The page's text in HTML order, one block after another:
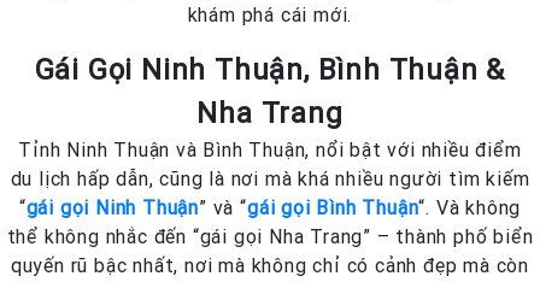
khám phá cái mới.
Gái Gọi Ninh Thuận, Bình Thuận &
Nha Trang
Tỉnh Ninh Thuận và Bình Thuận, nổi bật với nhiều điểm
du lịch hấp dẫn, cũng là nơi mà khá nhiều người tìm kiếm
“gái gọi Ninh Thuận” và “gái gọi Bình Thuận“. Và không
thể không nhắc đến “gái gọi Nha Trang” – thành phố biển
quyến rũ bậc nhất, nơi mà không chỉ có cảnh đẹp mà còn